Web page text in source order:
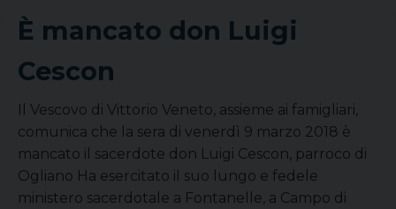
È mancato don Luigi
Cescon
Il Vescovo di Vittorio Veneto, assieme ai famigliari,
comunica che la sera di venerdì 9 marzo 2018 è
mancato il sacerdote don Luigi Cescon, parroco di
Ogliano Ha esercitato il suo lungo e fedele
ministero sacerdotale a Fontanelle, a Campo di